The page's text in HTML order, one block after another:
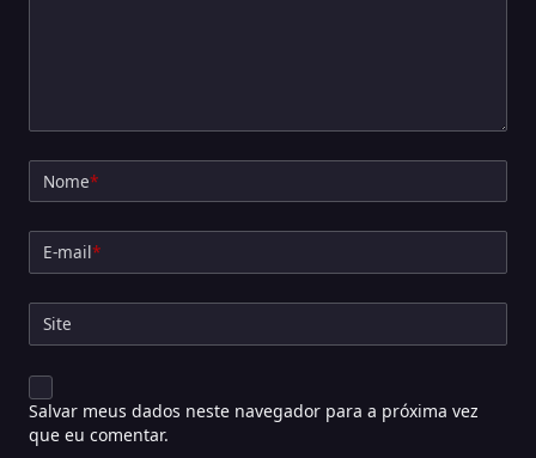
Nome*
E-mail*
Site
Salvar meus dados neste navegador para a próxima vez
que eu comentar.